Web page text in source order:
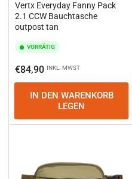
Vertx Everyday Fanny Pack
2.1 CCW Bauchtasche
outpost tan
VORRÄTIG
Normaler
Preis
€84,90 INKL. MWST
IN DEN WARENKORB
LEGEN